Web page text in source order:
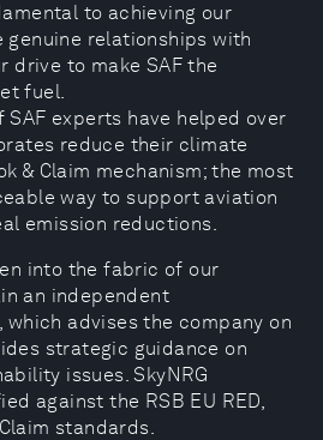
to achieving our
genuine relationships with
drive to make SAF the
fuel.
SAF experts have helped over
reduce their climate
& Claim mechanism; the most
way to support aviation
emission reductions.
into the fabric of our
an independent
advises the company on
strategic guidance on
issues. SkyNRG
against the RSB EU RED,
standards.